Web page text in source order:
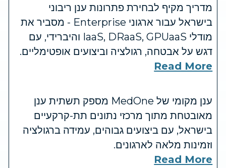
מדריך מקיף לבחירת פתרונות ענן ריבוני
בישראל עבור ארגוני Enterprise - מסביר את
מודלי IaaS, DRaaS, GPUaaS והיברידי, עם
דגש על אבטחה, רגולציה וביצועים אופטימליים.
Read More
ענן מקומי של MedOne מספק תשתית ענן
מאובטחת מתוך מרכזי נתונים תת-קרקעיים
בישראל, עם ביצועים גבוהים, עמידה ברגולציה
וזמינות מלאה לארגונים.
Read More